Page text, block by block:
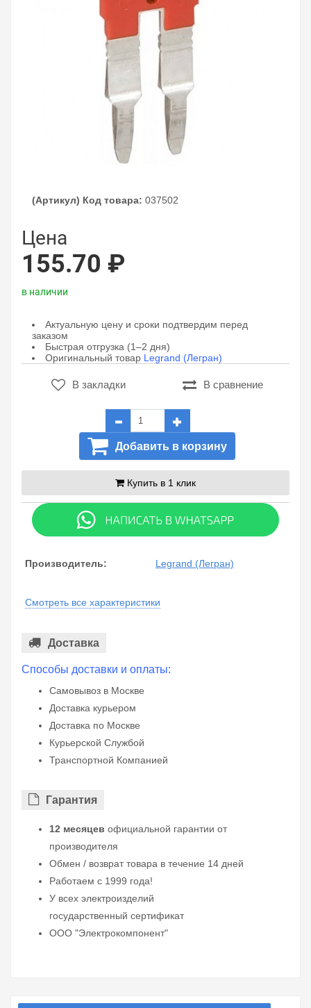
(Артикул) Код товара: 037502
Цена
155.70 ₽
в наличии
Актуальную цену и сроки подтвердим перед
заказом
Быстрая отгрузка (1–2 дня)
Оригинальный товар Legrand (Легран)
В закладки В сравнение
Добавить в корзину
Купить в 1 клик
Производитель: Legrand (Легран)
Смотреть все характеристики
Доставка
Способы доставки и оплаты:
Самовывоз в Москве
Доставка курьером
Доставка по Москве
Курьерской Службой
Транспортной Компанией
Гарантия
12 месяцев официальной гарантии от
производителя
Обмен / возврат товара в течение 14 дней
Работаем с 1999 года!
У всех электроизделий
государственный сертификат
ООО "Электрокомпонент"